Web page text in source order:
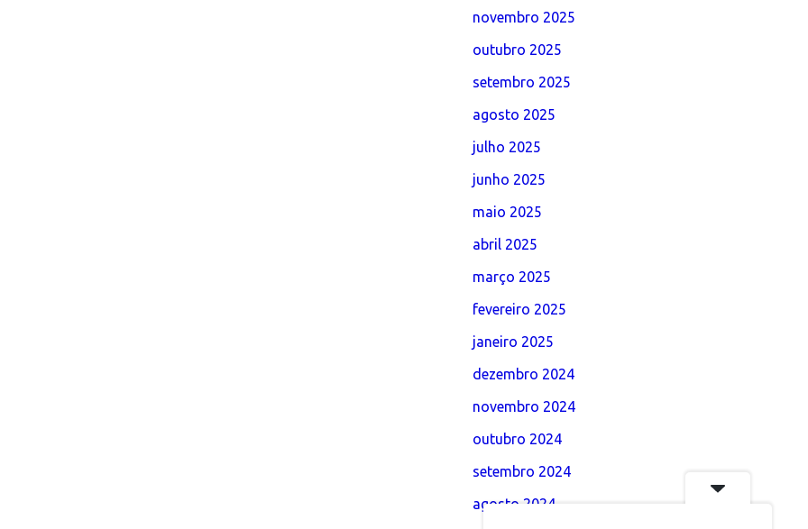
novembro 2025
outubro 2025
setembro 2025
agosto 2025
julho 2025
junho 2025
maio 2025
abril 2025
março 2025
fevereiro 2025
janeiro 2025
dezembro 2024
novembro 2024
outubro 2024
setembro 2024
agosto 2024